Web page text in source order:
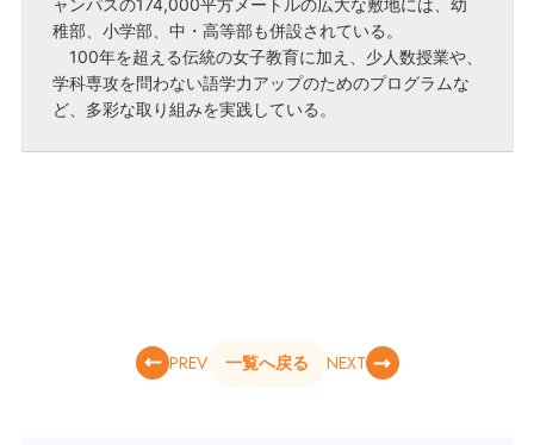
稚部、小学部、中・高等部も併設されている。
100年を超える伝統の女子教育に加え、少人数授業や、
学科専攻を問わない語学力アップのためのプログラムな
ど、多彩な取り組みを実践している。
PREV 一覧へ戻る NEXT